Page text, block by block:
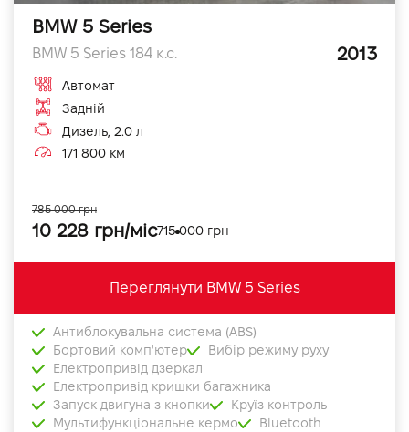
BMW 5 Series
BMW 5 Series 184 к.с. 2013
Автомат
Задній
Дизель, 2.0 л
171 800 км
10 228 грн/міс715 000 грн
785 000 грн
Переглянути BMW 5 Series
Антиблокувальна система (ABS)
Бортовий комп'ютер
Вибір режиму руху
Електропривід дзеркал
Електропривід кришки багажника
Запуск двигуна з кнопки
Круїз контроль
Мультифункціональне кермо
Bluetooth